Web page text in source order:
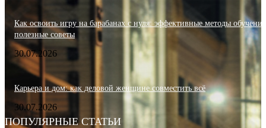
Как освоить игру на барабанах с нуля: эффективные методы
полезные советы
30.07.2026
Карьера и дом: как деловой женщине совместить всё
30.07.2026
ПОПУЛЯРНЫЕ СТАТЬИ